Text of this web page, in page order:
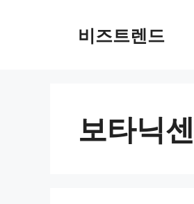
비즈트렌드
보타닉